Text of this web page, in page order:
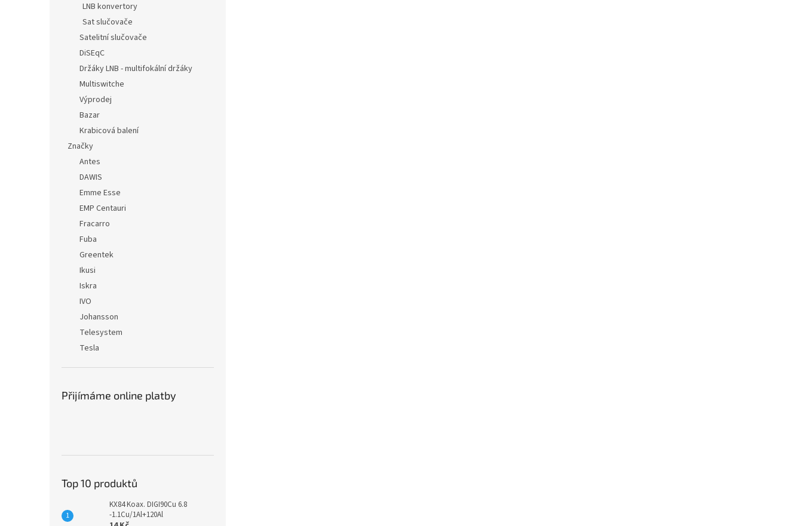
LNB konvertory
Sat slučovače
Satelitní slučovače
DiSEqC
Držáky LNB - multifokální držáky
Multiswitche
Výprodej
Bazar
Krabicová balení
Značky
Antes
DAWIS
Emme Esse
EMP Centauri
Fracarro
Fuba
Greentek
Ikusi
Iskra
IVO
Johansson
Telesystem
Tesla
Přijímáme online platby
Top 10 produktů
KX84 Koax. DIGI90Cu 6.8
-1.1Cu/1Al+120Al